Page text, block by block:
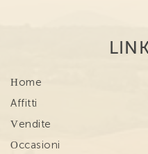
Home
Affitti
Vendite
Occasioni